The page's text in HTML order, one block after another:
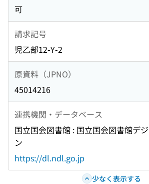
可
請求記号
児乙部12-Y-2
原資料（JPNO）
45014216
連携機関・データベース
国立国会図書館 : 国立国会図書館デ
ン
https://dl.ndl.go.jp
少なく表示する